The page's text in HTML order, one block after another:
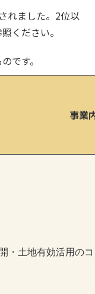
れました。2位以
ください。
です。
事業
・土地有効活用の